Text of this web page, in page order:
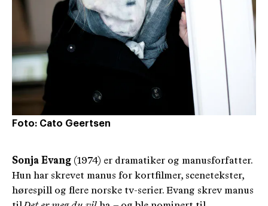
Foto: Cato Geertsen
Sonja Evang (1974) er dramatiker og manusforfatter.
Hun har skrevet manus for kortfilmer, scenetekster,
hørespill og flere norske tv-serier. Evang skrev manus